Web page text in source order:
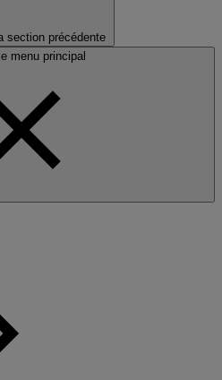
section précédente
menu principal